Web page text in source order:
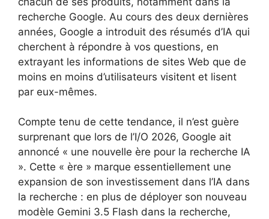
recherche Google. Au cours des deux dernières
années, Google a introduit des résumés d’IA qui
cherchent à répondre à vos questions, en
extrayant les informations de sites Web que de
moins en moins d’utilisateurs visitent et lisent
par eux-mêmes.
Compte tenu de cette tendance, il n’est guère
surprenant que lors de l’I/O 2026, Google ait
annoncé « une nouvelle ère pour la recherche IA
». Cette « ère » marque essentiellement une
expansion de son investissement dans l’IA dans
la recherche : en plus de déployer son nouveau
modèle Gemini 3.5 Flash dans la recherche,